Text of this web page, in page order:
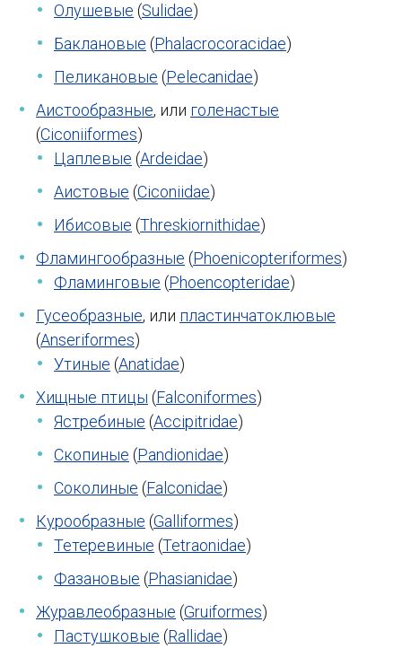
Олушевые (Sulidae)
Баклановые (Phalacrocoracidae)
Пеликановые (Pelecanidae)
Аистообразные, или голенастые
(Ciconiiformes)
Цаплевые (Ardeidae)
Аистовые (Ciconiidae)
Ибисовые (Threskiornithidae)
Фламингообразные (Phoenicopteriformes)
Фламинговые (Phoencopteridae)
Гусеобразные, или пластинчатоклювые
(Anseriformes)
Утиные (Anatidae)
Хищные птицы (Falconiformes)
Ястребиные (Accipitridae)
Скопиные (Pandionidae)
Соколиные (Falconidae)
Курообразные (Galliformes)
Тетеревиные (Tetraonidae)
Фазановые (Phasianidae)
Журавлеобразные (Gruiformes)
Пастушковые (Rallidae)